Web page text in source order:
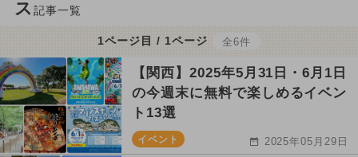
ス 記事一覧
1ページ目 / 1ページ 全6件
【関西】2025年5月31日・6月1日
の今週末に無料で楽しめるイベン
ト13選
イベント 2025年05月29日